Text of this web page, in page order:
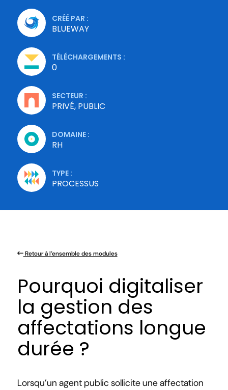
CRÉÉ PAR :
BLUEWAY
TÉLÉCHARGEMENTS :
0
SECTEUR :
PRIVÉ, PUBLIC
DOMAINE :
RH
TYPE :
PROCESSUS
Retour à l’ensemble des modules
Pourquoi digitaliser
la gestion des
affectations longue
durée ?
Lorsqu’un agent public sollicite une affectation